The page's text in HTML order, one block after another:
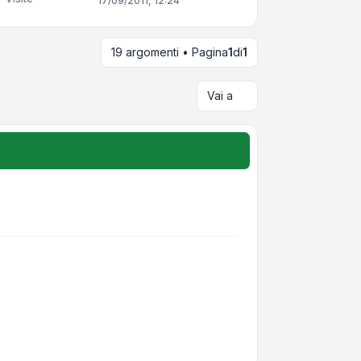
19 argomenti • Pagina1di1
Vai a